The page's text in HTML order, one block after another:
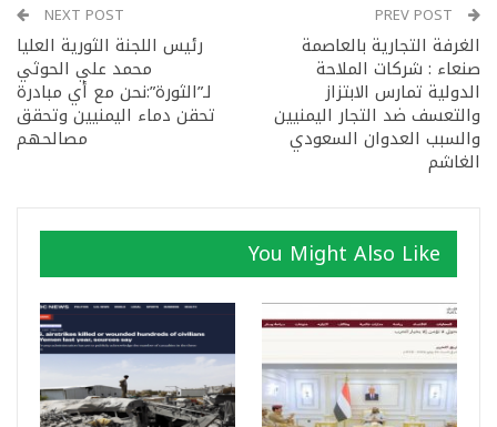
الغرفة التجارية بالعاصمة
صنعاء : شركات الملاحة
الدولية تمارس الابتزاز
والتعسف ضد التجار اليمنيين
والسبب العدوان السعودي
الغاشم
NEXT POST
رئيس اللجنة الثورية العليا
محمد علي الحوثي
لـ”الثورة”:نحن مع أي مبادرة
تحقن دماء اليمنيين وتحقق
مصالحهم
You Might Also Like